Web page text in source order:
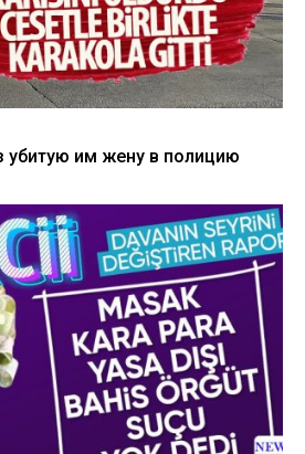
убитую им жену в полицию